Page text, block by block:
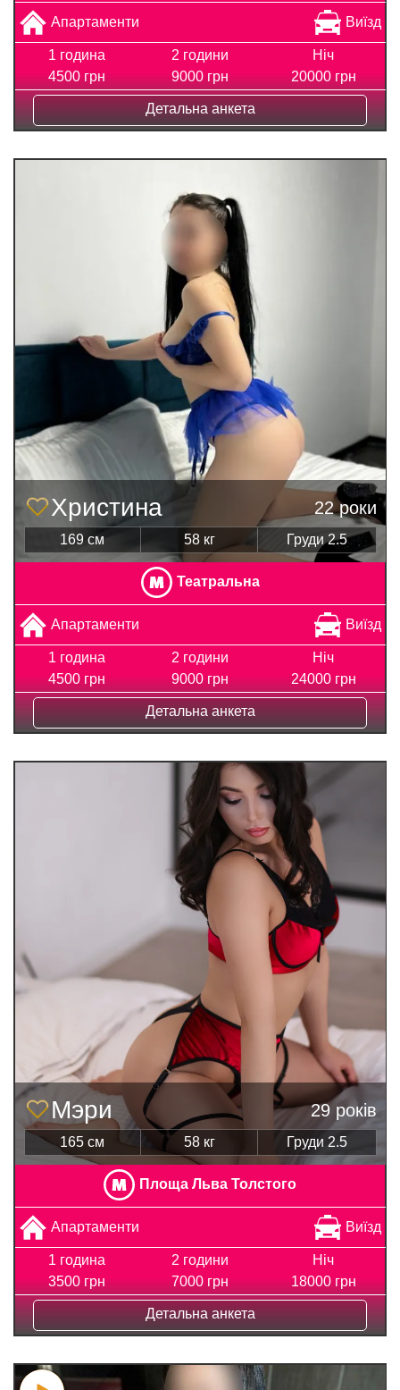
Апартаменти Виїзд
1 година
4500 грн
2 години
9000 грн
Ніч
20000 грн
Детальна анкета
Христина 22 роки
169 см 58 кг Груди 2.5
Театральна
Апартаменти Виїзд
1 година
4500 грн
2 години
9000 грн
Ніч
24000 грн
Детальна анкета
Мэри 29 років
165 см 58 кг Груди 2.5
Площа Льва Толстого
Апартаменти Виїзд
1 година
3500 грн
2 години
7000 грн
Ніч
18000 грн
Детальна анкета